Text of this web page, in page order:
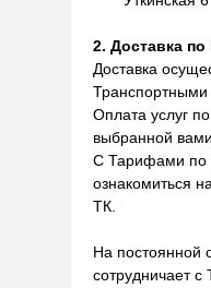
2. Доставка
Доставка
Транспортными
Оплата услуг
выбранной
С Тарифами по
ознакомиться
ТК.
На постоянной
сотрудничает